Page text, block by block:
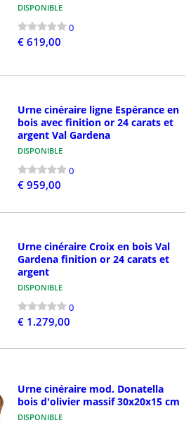
DISPONIBLE
0
€ 619,00
Urne cinéraire ligne Espérance en
bois avec finition or 24 carats et
argent Val Gardena
DISPONIBLE
0
€ 959,00
Urne cinéraire Croix en bois Val
Gardena finition or 24 carats et
argent
DISPONIBLE
0
€ 1.279,00
Urne cinéraire mod. Donatella
bois d'olivier massif 30x20x15 cm
DISPONIBLE